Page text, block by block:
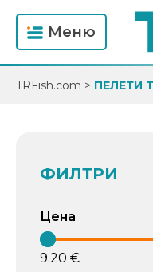
Mеню
TRFish.com > ПЕЛЕТИ
ФИЛТРИ
Цена
9.20 €